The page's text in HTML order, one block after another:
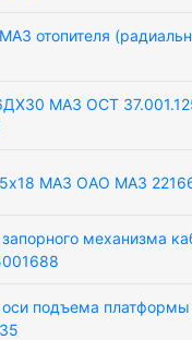
отопителя
МАЗ ОСТ
МАЗ ОАО МАЗ
механизма
оси подъема